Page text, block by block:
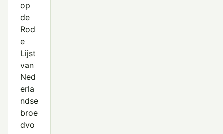
op
de
Rod
e
Lijst
van
Ned
erla
ndse
broe
dvo